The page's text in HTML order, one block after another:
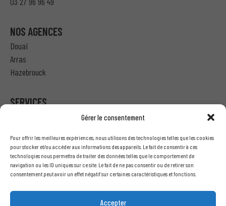
Gérer le consentement
Pour offrir les meilleures expériences, nous utilisons des technologies telles que les cookies
pour stocker et/ou accéder aux informations des appareils. Le fait de consentir à ces
technologies nous permettra de traiter des données telles que le comportement de
navigation ou les ID uniques sur ce site. Le fait de ne pas consentir ou de retirer son
consentement peut avoir un effet négatif sur certaines caractéristiques et fonctions.
Accepter
NOS AGENCES
Douai
Arras
Hazebrouck
SERVICES
Professionnel – J’ai besoin d’un devis
Nous écrire
Recrutement